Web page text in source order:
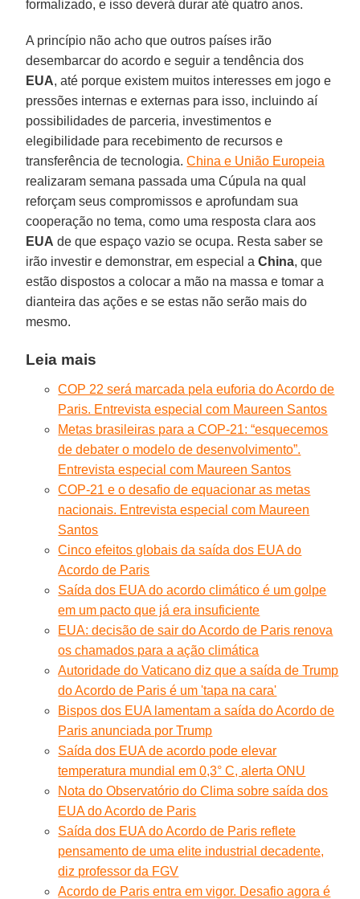
formalizado, e isso deverá durar até quatro anos.
A princípio não acho que outros países irão
desembarcar do acordo e seguir a tendência dos
EUA, até porque existem muitos interesses em jogo e
pressões internas e externas para isso, incluindo aí
possibilidades de parceria, investimentos e
elegibilidade para recebimento de recursos e
transferência de tecnologia.China e União Europeia
realizaram semana passada uma Cúpula na qual
reforçam seus compromissos e aprofundam sua
cooperação no tema, como uma resposta clara aos
EUA de que espaço vazio se ocupa. Resta saber se
irão investir e demonstrar, em especial aChina, que
estão dispostos a colocar a mão na massa e tomar a
dianteira das ações e se estas não serão mais do
mesmo.
Leia mais
COP 22 será marcada pela euforia do Acordo de
Paris. Entrevista especial com Maureen Santos
Metas brasileiras para a COP-21: “esquecemos
de debater o modelo de desenvolvimento”.
Entrevista especial com Maureen Santos
COP-21 e o desafio de equacionar as metas
nacionais. Entrevista especial com Maureen
Santos
Cinco efeitos globais da saída dos EUA do
Acordo de Paris
Saída dos EUA do acordo climático é um golpe
em um pacto que já era insuficiente
EUA: decisão de sair do Acordo de Paris renova
os chamados para a ação climática
Autoridade do Vaticano diz que a saída de Trump
do Acordo de Paris é um 'tapa na cara'
Bispos dos EUA lamentam a saída do Acordo de
Paris anunciada por Trump
Saída dos EUA de acordo pode elevar
temperatura mundial em 0,3° C, alerta ONU
Nota do Observatório do Clima sobre saída dos
EUA do Acordo de Paris
Saída dos EUA do Acordo de Paris reflete
pensamento de uma elite industrial decadente,
diz professor da FGV
Acordo de Paris entra em vigor. Desafio agora é